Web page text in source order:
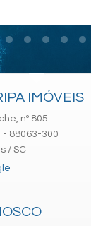
IMÓVEIS
nº 805
88063-300
/ SC